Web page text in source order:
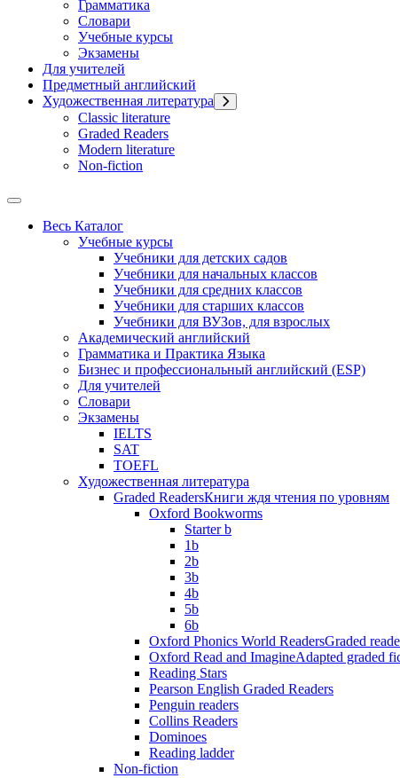
Грамматика
Словари
Учебные курсы
Экзамены
Для учителей
Предметный английский
Художественная литература
Classic literature
Graded Readers
Modern literature
Non-fiction
Весь Каталог
Учебные курсы
Учебники для детских садов
Учебники для начальных классов
Учебники для средних классов
Учебники для старших классов
Учебники для ВУЗов, для взрослых
Академический английский
Грамматика и Практика Языка
Бизнес и профессиональный английский (ESP)
Для учителей
Словари
Экзамены
IELTS
SAT
TOEFL
Художественная литература
Graded ReadersКниги ждя чтения по уровням
Oxford Bookworms
Starter b
1b
2b
3b
4b
5b
6b
Oxford Phonics World ReadersGraded
Oxford Read and ImagineAdapted graded
Reading Stars
Pearson English Graded Readers
Penguin readers
Collins Readers
Dominoes
Reading ladder
Non-fiction